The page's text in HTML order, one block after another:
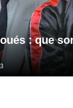
: que